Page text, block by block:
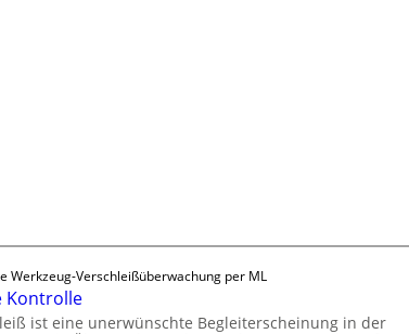
Werkzeug-Verschleißüberwachung per ML
Kontrolle
ist eine unerwünschte Begleiterscheinung in der